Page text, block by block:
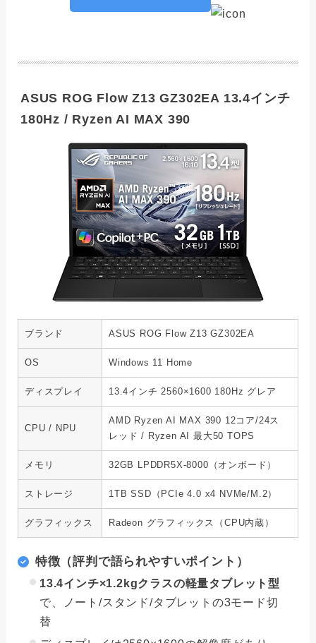
ASUS ROG Flow Z13 GZ302EA 13.4インチ
180Hz / Ryzen AI MAX 390
ブランド ASUS ROG Flow Z13 GZ302EA
OS Windows 11 Home
ディスプレイ 13.4インチ 2560×1600 180Hz グレア
CPU / NPU
AMD Ryzen AI MAX 390 12コア/24ス
レッド / Ryzen AI 最大50 TOPS
メモリ 32GB LPDDR5X-8000（オンボード）
ストレージ 1TB SSD（PCIe 4.0 x4 NVMe/M.2）
グラフィックス Radeon グラフィックス（CPU内蔵）
特徴（評判で語られやすいポイント）
13.4インチ×1.2kgクラスの軽量タブレット型
で、ノート/スタンド/タブレットの3モード切
替